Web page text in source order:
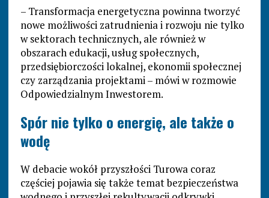
– Transformacja energetyczna powinna tworzyć
nowe możliwości zatrudnienia i rozwoju nie tylko
w sektorach technicznych, ale również w
obszarach edukacji, usług społecznych,
przedsiębiorczości lokalnej, ekonomii społecznej
czy zarządzania projektami – mówi w rozmowie
Odpowiedzialnym Inwestorem.
Spór nie tylko o energię, ale także o
wodę
W debacie wokół przyszłości Turowa coraz
częściej pojawia się także temat bezpieczeństwa